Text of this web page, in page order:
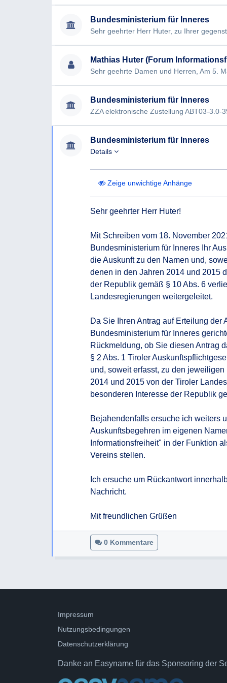
Ich bedanke mich vielmals für Ihre
Mit freundlichen Grüßen,
Bundesministerium für Inneres
Mathias Huter (Forum
Bundesministerium für Inneres
Bundesministerium für Inneres
Details
Zeige unwichtige Anhänge
Sehr geehrter Herr Huter!
Mit Schreiben vom 18. November
Bundesministerium für Inneres Ihr
die Auskunft zu den Namen und,
denen in den Jahren 2014 und 2015
der Republik gemäß § 10 Abs. 6
Landesregierungen weitergeleitet.
Da Sie Ihren Antrag auf Erteilung
Bundesministerium für Inneres
Rückmeldung, ob Sie diesen Antrag
§ 2 Abs. 1 Tiroler
und, soweit erfasst, zu den
2014 und 2015 von der Tiroler
besonderen Interesse der Republik
Bejahendenfalls ersuche ich weiters
Auskunftsbegehren im eigenen
Informationsfreiheit" in der Funktion
Vereins stellen.
Ich ersuche um Rückantwort
Nachricht.
Mit freundlichen Grüßen
0 Kommentare
Impressum
Nutzungsbedingungen
Datenschutzerklärung
Danke an Easyname für das Sponsoring der